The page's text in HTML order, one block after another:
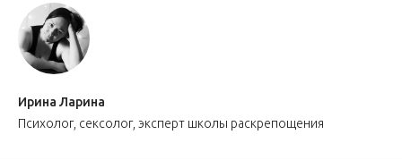
Ирина Ларина
Психолог, сексолог, эксперт школы раскрепощения